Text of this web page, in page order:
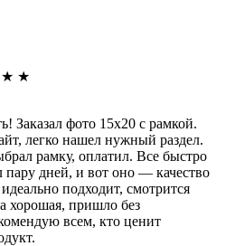
★ ★
Заказал фото 15х20 с рамкой.
легко нашел нужный раздел.
рамку, оплатил. Все быстро
дней, и вот оно — качество
подходит, смотрится
хорошая, пришло без
всем, кто ценит